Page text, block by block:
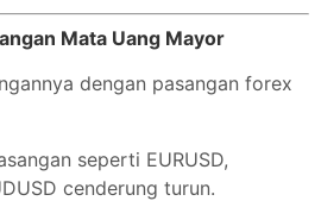
Mata Uang Mayor
dengan pasangan forex
seperti EURUSD,
cenderung turun.